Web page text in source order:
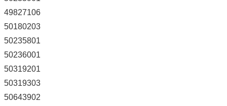
49827106
50180203
50235801
50236001
50319201
50319303
50643902